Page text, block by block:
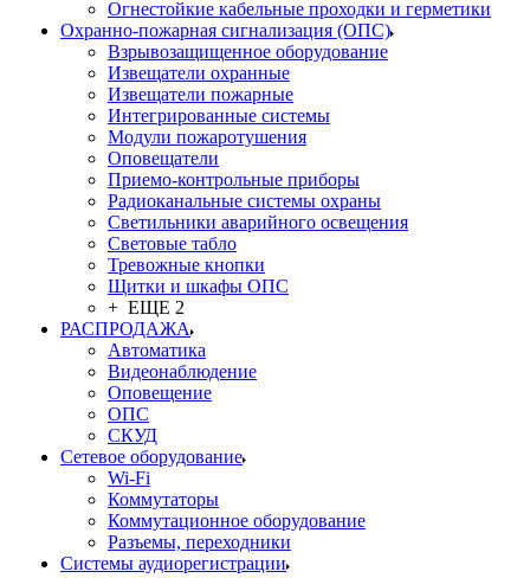
Огнестойкие кабельные проходки и герметики
Охранно-пожарная сигнализация (ОПС)
Взрывозащищенное оборудование
Извещатели охранные
Извещатели пожарные
Интегрированные системы
Модули пожаротушения
Оповещатели
Приемо-контрольные приборы
Радиоканальные системы охраны
Светильники аварийного освещения
Световые табло
Тревожные кнопки
Щитки и шкафы ОПС
+ ЕЩЕ 2
РАСПРОДАЖА
Автоматика
Видеонаблюдение
Оповещение
ОПС
СКУД
Сетевое оборудование
Wi-Fi
Коммутаторы
Коммутационное оборудование
Разъемы, переходники
Системы аудиорегистрации